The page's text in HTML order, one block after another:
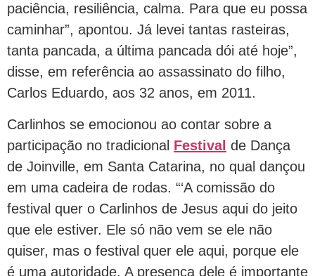
paciência, resiliência, calma. Para que eu possa
caminhar”, apontou. Já levei tantas rasteiras,
tanta pancada, a última pancada dói até hoje”,
disse, em referência ao assassinato do filho,
Carlos Eduardo, aos 32 anos, em 2011.
Carlinhos se emocionou ao contar sobre a
participação no tradicional Festival de Dança
de Joinville, em Santa Catarina, no qual dançou
em uma cadeira de rodas. “‘A comissão do
festival quer o Carlinhos de Jesus aqui do jeito
que ele estiver. Ele só não vem se ele não
quiser, mas o festival quer ele aqui, porque ele
é uma autoridade. A presença dele é importante